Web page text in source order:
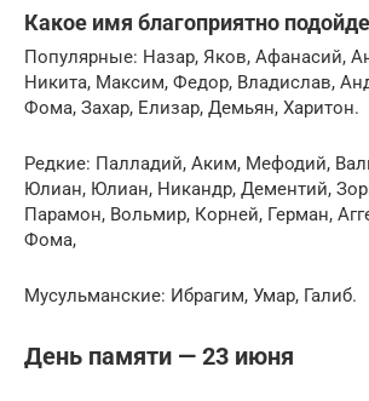
Какое имя благоприятно
Популярные: Назар, Яков, Афанасий,
Никита, Максим, Федор, Владислав,
Фома, Захар, Елизар, Демьян, Харитон.
Редкие: Палладий, Аким, Мефодий,
Юлиан, Юлиан, Никандр, Дементий,
Парамон, Вольмир, Корней, Герман,
Фома,
Мусульманские: Ибрагим, Умар, Галиб.
День памяти — 23 июня